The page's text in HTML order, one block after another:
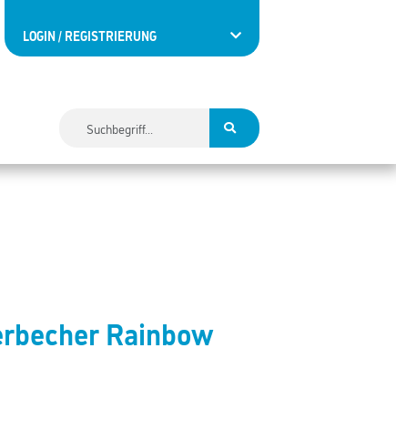
LOGIN / REGISTRIERUNG
Rainbow